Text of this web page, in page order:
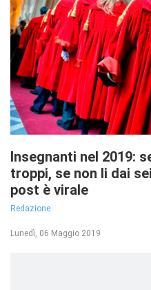
Insegnanti nel 2019:
troppi, se non li dai
post è virale
Redazione
Lunedì, 06 Maggio 2019